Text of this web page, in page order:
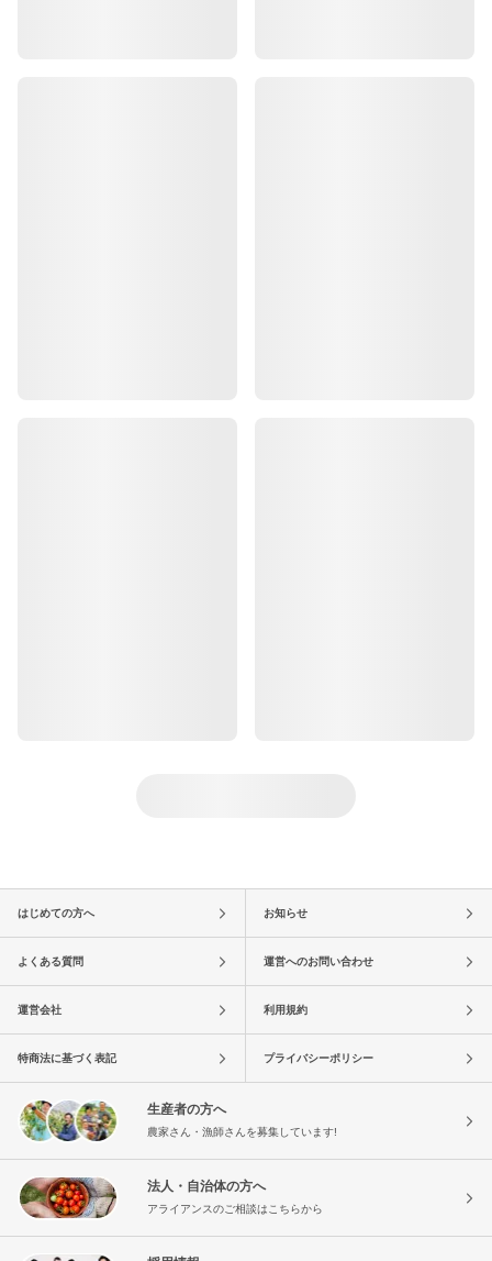
はじめての方へ お知らせ
よくある質問 運営へのお問い合わせ
運営会社 利用規約
特商法に基づく表記 プライバシーポリシー
生産者の方へ
農家さん・漁師さんを募集しています!
法人・自治体の方へ
アライアンスのご相談はこちらから